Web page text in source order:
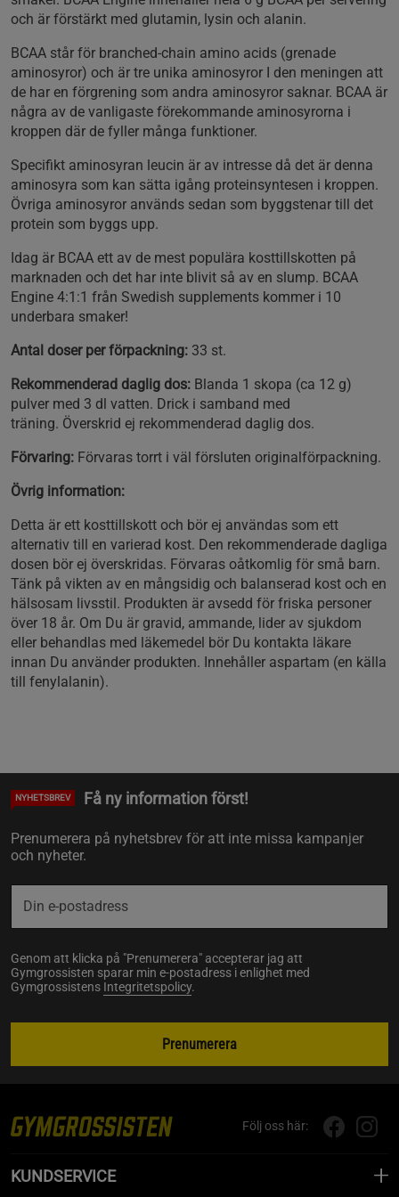
och är förstärkt med glutamin, lysin och alanin.
BCAA står för branched-chain amino acids (grenade
aminosyror) och är tre unika aminosyror I den meningen att
de har en förgrening som andra aminosyror saknar. BCAA är
några av de vanligaste förekommande aminosyrorna i
kroppen där de fyller många funktioner.
Specifikt aminosyran leucin är av intresse då det är denna
aminosyra som kan sätta igång proteinsyntesen i kroppen.
Övriga aminosyror används sedan som byggstenar till det
protein som byggs upp.
Idag är BCAA ett av de mest populära kosttillskotten på
marknaden och det har inte blivit så av en slump. BCAA
Engine 4:1:1 från Swedish supplements kommer i 10
underbara smaker!
Antal doser per förpackning: 33 st.
Rekommenderad daglig dos: Blanda 1 skopa (ca 12 g)
pulver med 3 dl vatten. Drick i samband med
träning. Överskrid ej rekommenderad daglig dos.
Förvaring: Förvaras torrt i väl försluten originalförpackning.
Övrig information:
Detta är ett kosttillskott och bör ej användas som ett
alternativ till en varierad kost. Den rekommenderade dagliga
dosen bör ej överskridas. Förvaras oåtkomlig för små barn.
Tänk på vikten av en mångsidig och balanserad kost och en
hälsosam livsstil. Produkten är avsedd för friska personer
över 18 år. Om Du är gravid, ammande, lider av sjukdom
eller behandlas med läkemedel bör Du kontakta läkare
innan Du använder produkten. Innehåller aspartam (en källa
till fenylalanin).
NYHETSBREV Få ny information först!
Prenumerera på nyhetsbrev för att inte missa kampanjer
och nyheter.
Genom att klicka på "Prenumerera" accepterar jag att
Gymgrossisten sparar min e-postadress i enlighet med
Gymgrossistens Integritetspolicy.
Prenumerera
Följ oss här:
KUNDSERVICE